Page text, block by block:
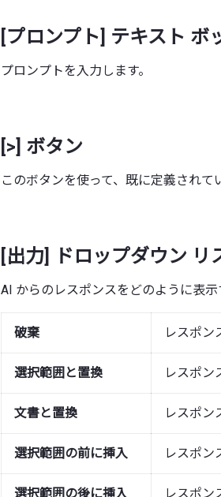
[プロンプト] テキスト ボ
プロンプトを入力します。
[>] ボタン
このボタンを使って、既に定義されて
[出力] ドロップダウン リ
AI からのレスポンスをどのように表示
破棄 レスポン
選択範囲と置換 レスポン
文書と置換 レスポン
選択範囲の前に挿入 レスポン
選択範囲の後に挿入 レスポン